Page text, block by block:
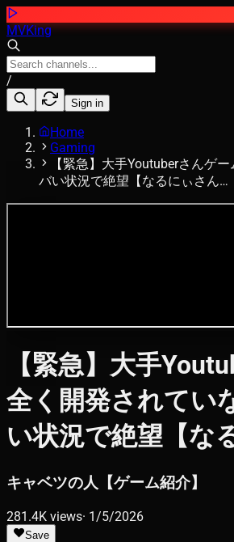
MVKing
/
Sign in
Home
Gaming
【緊急】大手Youtuberさんゲ
バい状況で絶望【なるにぃさん…
【緊急】大手
全く開発されてい
い状況で絶望【な
キャベツの人【ゲーム紹介】
281.4K views· 1/5/2026
Save